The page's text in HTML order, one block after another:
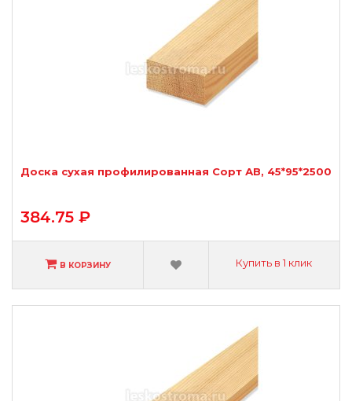
Доска сухая профилированная Сорт АВ, 45*95*2500
384.75 ₽
В КОРЗИНУ Купить в 1 клик